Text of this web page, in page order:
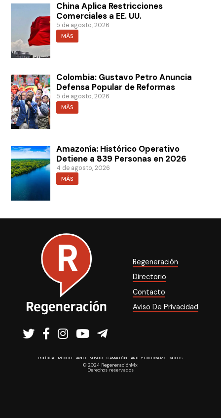
China Aplica Restricciones
Comerciales a EE. UU.
5 de agosto, 2026
MÁS
Colombia: Gustavo Petro Anuncia
Defensa Popular de Reformas
5 de agosto, 2026
MÁS
Amazonía: Histórico Operativo
Detiene a 839 Personas en 2026
4 de agosto, 2026
MÁS
Regeneración
Directorio
Contacto
Aviso De Privacidad
POLÍTICA MÉXICO AMLO MUNDO CAMALEÓN ARTE Y CULTURA MX VIDEOS
© 2024 RegeneraciónMx
Derechos reservados